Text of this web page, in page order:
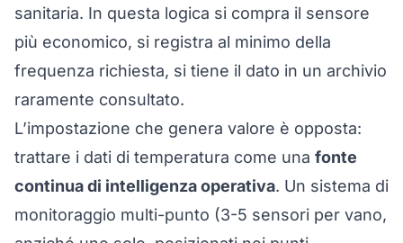
sanitaria. In questa logica si compra il sensore
più economico, si registra al minimo della
frequenza richiesta, si tiene il dato in un archivio
raramente consultato.
L’impostazione che genera valore è opposta:
trattare i dati di temperatura come una fonte
continua di intelligenza operativa. Un sistema di
monitoraggio multi-punto (3-5 sensori per vano,